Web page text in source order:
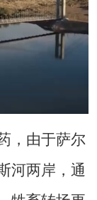
，由于萨尔
河两岸，通